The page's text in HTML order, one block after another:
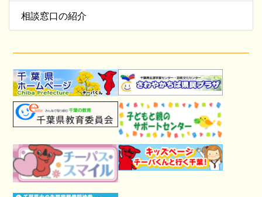
相談窓口の紹介